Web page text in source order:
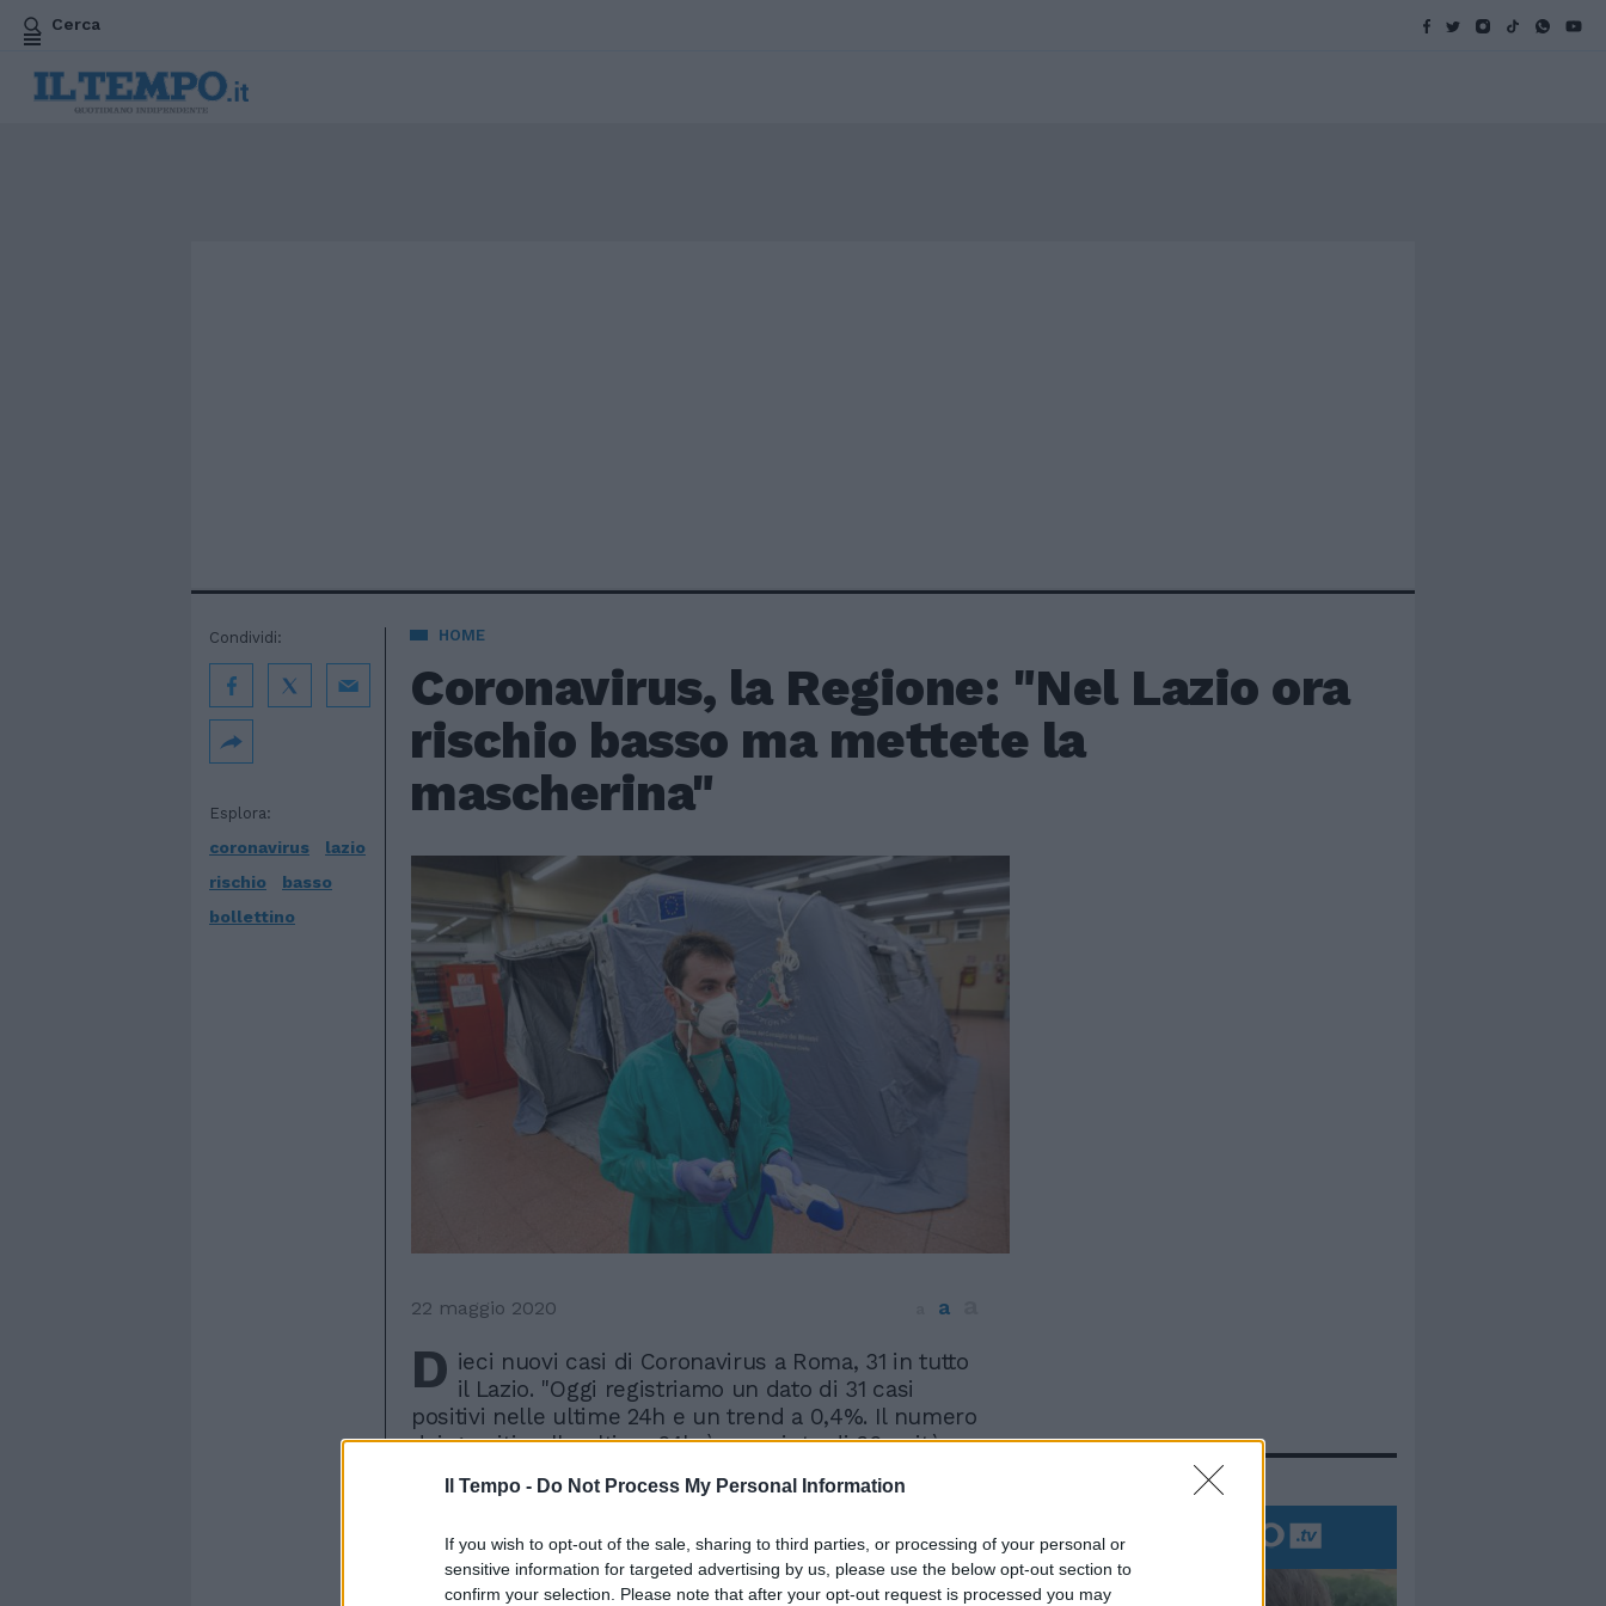
Il Tempo - Do Not Process My Personal Information
If you wish to opt-out of the sale, sharing to third parties, or processing of your personal or
sensitive information for targeted advertising by us, please use the below opt-out section to
confirm your selection. Please note that after your opt-out request is processed you may
Cerca
HOME
Coronavirus, la Regione: "Nel Lazio ora
rischio basso ma mettete la
mascherina"
Esplora:
coronavirus
lazio
rischio
basso
bollettino
Condividi:
22 maggio 2020 a
D ieci nuovi casi di Coronavirus a Roma, 31 in tutto
il Lazio. "Oggi registriamo un dato di 31 casi
positivi nelle ultime 24h e un trend a 0,4%. Il numero
dei guariti nelle ultime 24h è cresciuto di 36 unità.
Proseguono le attività per i test sierologici agli
operatori sanitari e delle Forze dell'Ordine, l'obiettivo
l'assessore alla Salute de Lazio, Alessio D'Amato che
ha dato anche i numeri dei decessi. "Sono stati 7